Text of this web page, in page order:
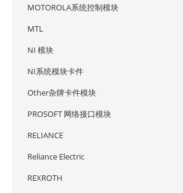
MOTOROLA系统控制模块
MTL
NI 模块
NI系统模块卡件
Other杂牌卡件模块
PROSOFT 网络接口模块
RELIANCE
Reliance Electric
REXROTH